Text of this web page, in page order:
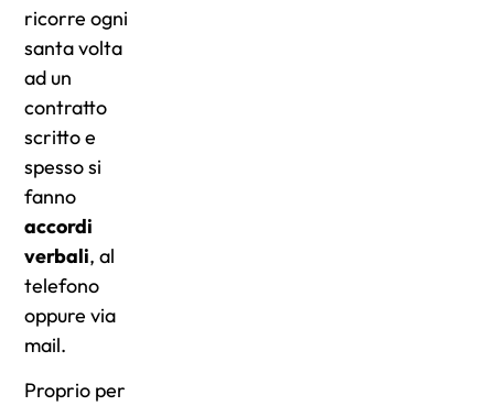
ricorre ogni
santa volta
ad un
contratto
scritto e
spesso si
fanno
accordi
verbali, al
telefono
oppure via
mail.
Proprio per